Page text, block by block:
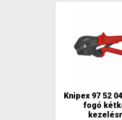
Knipex 97 52
fogó